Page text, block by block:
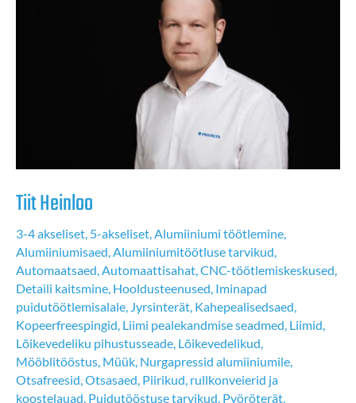
Tiit Heinloo
3-4 akseliset, 5-akseliset,Alumiiniumi töötlemine,
Alumiiniumisaed,Alumiiniumitöötluse tarvikud,
Automaatsaed,Automaattisahat,CNC-töötlemiskeskused,
Detaili kaitsmine, Hooldusteenused, Iminapad
puidutöötlemisalale, Jyrsinterät, Kahepealisedsaed,
Kopeerfreespingid, Liimi pealekandmise seadmed, Liimid,
Lõikevedeliku pihustusseade, Lõikevedelikud,
Mööblitööstus, Müük, Nurgapressid alumiiniumile,
Otsafreesid,Otsasaed, Piirikud, rullkonveierid ja
koostelauad, Puidutööstuse tarvikud, Pyöröterät,